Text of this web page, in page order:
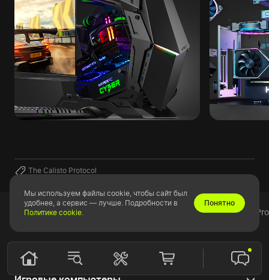
The Calisto Protocol
Блог Компьютер для The Calisto
Магазин
Мы используем файлы cookie, чтобы сайт был
удобнее, а сервис — лучше. Подробности в
Политике cookie.
Понятно